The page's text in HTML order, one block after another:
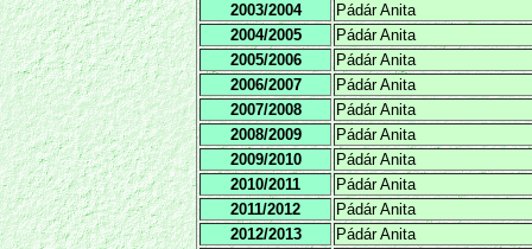
2003/2004
Pádár Anita
2004/2005
Pádár Anita
2005/2006
Pádár Anita
2006/2007
Pádár Anita
2007/2008
Pádár Anita
2008/2009
Pádár Anita
2009/2010
Pádár Anita
2010/2011
Pádár Anita
2011/2012
Pádár Anita
2012/2013
Pádár Anita